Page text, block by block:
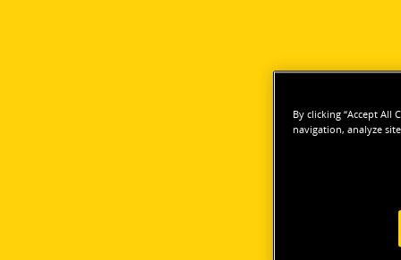
By clicking “Accept All
navigation, analyze